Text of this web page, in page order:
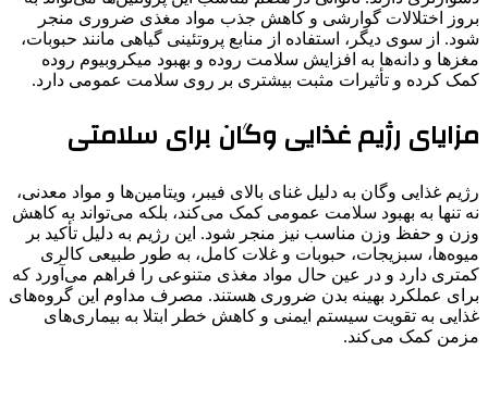
بروز اختلالات گوارشی و کاهش جذب مواد مغذی ضروری منجر
شود. از سوی دیگر، استفاده از منابع پروتئینی گیاهی مانند حبوبات،
مغزها و دانه‌ها به افزایش سلامت روده و بهبود میکروبیوم روده
کمک کرده و تأثیرات مثبت بیشتری بر روی سلامت عمومی دارد.
مزایای رژیم غذایی وگان برای سلامتی
رژیم غذایی وگان به دلیل غنای بالای فیبر، ویتامین‌ها و مواد معدنی،
نه تنها به بهبود سلامت عمومی کمک می‌کند، بلکه می‌تواند به کاهش
وزن و حفظ وزن مناسب نیز منجر شود. این رژیم به دلیل تأکید بر
میوه‌ها، سبزیجات، حبوبات و غلات کامل، به طور طبیعی کالری
کمتری دارد و در عین حال مواد مغذی متنوعی را فراهم می‌آورد که
برای عملکرد بهینه بدن ضروری هستند. مصرف مداوم این گروه‌های
غذایی به تقویت سیستم ایمنی و کاهش خطر ابتلا به بیماری‌های
مزمن کمک می‌کند.